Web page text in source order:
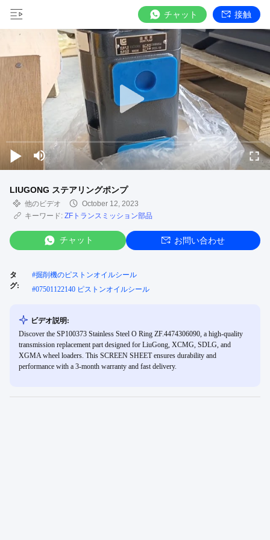
チャット 接触
LIUGONG ステアリングポンプ
他のビデオ
October 12, 2023
キーワード: ZFトランスミッション部品
チャット お問い合わせ
タ
グ:
#掘削機のピストンオイルシール
#07501122140 ピストンオイルシール
ビデオ説明:
Discover the SP100373 Stainless Steel O Ring ZF.4474306090, a high-quality
transmission replacement part designed for LiuGong, XCMG, SDLG, and
XGMA wheel loaders. This SCREEN SHEET ensures durability and
performance with a 3-month warranty and fast delivery.